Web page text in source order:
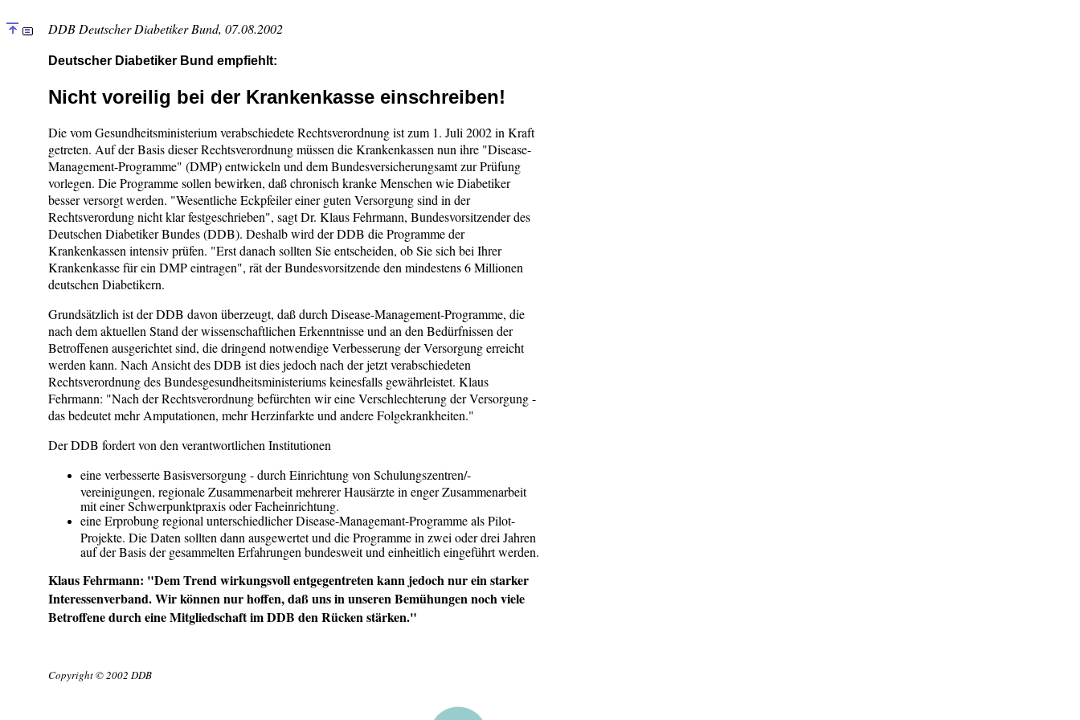
DDB Deutscher Diabetiker Bund, 07.08.2002
Deutscher Diabetiker Bund empfiehlt:
Nicht voreilig bei der Krankenkasse einschreiben!
Die vom Gesundheitsministerium verabschiedete Rechtsverordnung ist zum 1. Juli 2002 in Kraft
getreten. Auf der Basis dieser Rechtsverordnung müssen die Krankenkassen nun ihre "Disease-
Management-Programme" (DMP) entwickeln und dem Bundesversicherungsamt zur Prüfung
vorlegen. Die Programme sollen bewirken, daß chronisch kranke Menschen wie Diabetiker
besser versorgt werden. "Wesentliche Eckpfeiler einer guten Versorgung sind in der
Rechtsverordung nicht klar festgeschrieben", sagt Dr. Klaus Fehrmann, Bundesvorsitzender des
Deutschen Diabetiker Bundes (DDB). Deshalb wird der DDB die Programme der
Krankenkassen intensiv prüfen. "Erst danach sollten Sie entscheiden, ob Sie sich bei Ihrer
Krankenkasse für ein DMP eintragen", rät der Bundesvorsitzende den mindestens 6 Millionen
deutschen Diabetikern.
Grundsätzlich ist der DDB davon überzeugt, daß durch Disease-Management-Programme, die
nach dem aktuellen Stand der wissenschaftlichen Erkenntnisse und an den Bedürfnissen der
Betroffenen ausgerichtet sind, die dringend notwendige Verbesserung der Versorgung erreicht
werden kann. Nach Ansicht des DDB ist dies jedoch nach der jetzt verabschiedeten
Rechtsverordnung des Bundesgesundheitsministeriums keinesfalls gewährleistet. Klaus
Fehrmann: "Nach der Rechtsverordnung befürchten wir eine Verschlechterung der Versorgung -
das bedeutet mehr Amputationen, mehr Herzinfarkte und andere Folgekrankheiten."
Der DDB fordert von den verantwortlichen Institutionen
eine verbesserte Basisversorgung - durch Einrichtung von Schulungszentren/-
vereinigungen, regionale Zusammenarbeit mehrerer Hausärzte in enger Zusammenarbeit
mit einer Schwerpunktpraxis oder Facheinrichtung.
eine Erprobung regional unterschiedlicher Disease-Managemant-Programme als Pilot-
Projekte. Die Daten sollten dann ausgewertet und die Programme in zwei oder drei Jahren
auf der Basis der gesammelten Erfahrungen bundesweit und einheitlich eingeführt werden.
Klaus Fehrmann: "Dem Trend wirkungsvoll entgegentreten kann jedoch nur ein starker
Interessenverband. Wir können nur hoffen, daß uns in unseren Bemühungen noch viele
Betroffene durch eine Mitgliedschaft im DDB den Rücken stärken."
Copyright © 2002 DDB